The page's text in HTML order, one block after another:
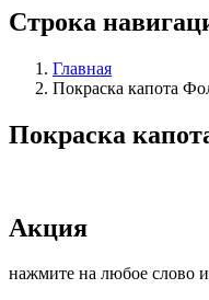
Строка
Главная
Покраска капота
Покраска
Акция
нажмите на любое слово